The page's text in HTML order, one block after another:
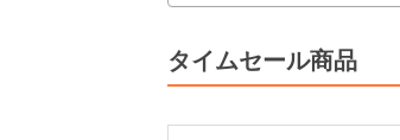
タイムセール商品